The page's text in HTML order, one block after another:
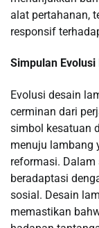
alat pertahanan,
responsif
Simpulan Evolusi
Evolusi desain
cerminan dari
simbol kesatuan
menuju lambang
reformasi. Dalam
beradaptasi
sosial. Desain
memastikan